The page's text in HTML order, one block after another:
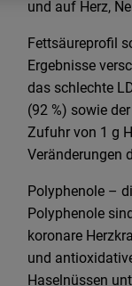
und auf Herz,
Fettsäureprofil
Ergebnisse
das schlechte
(92 %) sowie
Zufuhr von 1 g
Veränderungen
Polyphenole –
Polyphenole
koronare
und
Haselnüssen